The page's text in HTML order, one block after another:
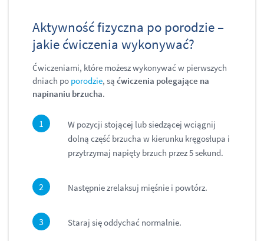
Aktywność fizyczna po porodzie –
jakie ćwiczenia wykonywać?
Ćwiczeniami, które możesz wykonywać w pierwszych
dniach po porodzie, są ćwiczenia polegające na
napinaniu brzucha.
W pozycji stojącej lub siedzącej wciągnij
dolną część brzucha w kierunku kręgosłupa i
przytrzymaj napięty brzuch przez 5 sekund.
Następnie zrelaksuj mięśnie i powtórz.
Staraj się oddychać normalnie.